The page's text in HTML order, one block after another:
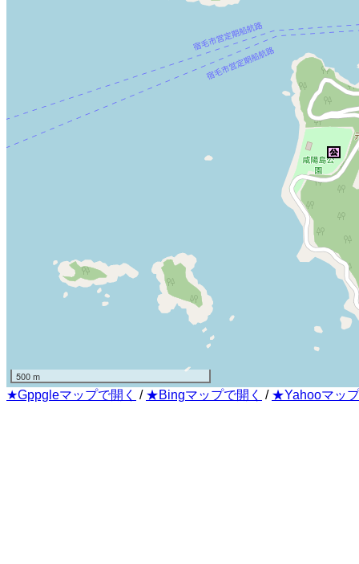
500 m
★Gppgleマップで開く / ★Bingマップで開く / ★Yahooマップ